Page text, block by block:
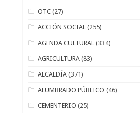
OTC (27)
ACCIÓN SOCIAL (255)
AGENDA CULTURAL (334)
AGRICULTURA (83)
ALCALDÍA (371)
ALUMBRADO PÚBLICO (46)
CEMENTERIO (25)